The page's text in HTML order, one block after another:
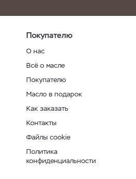
Покупателю
О нас
Всё о масле
Покупателю
Масло в подарок
Как заказать
Контакты
Файлы cookie
Политика
конфиденциальности